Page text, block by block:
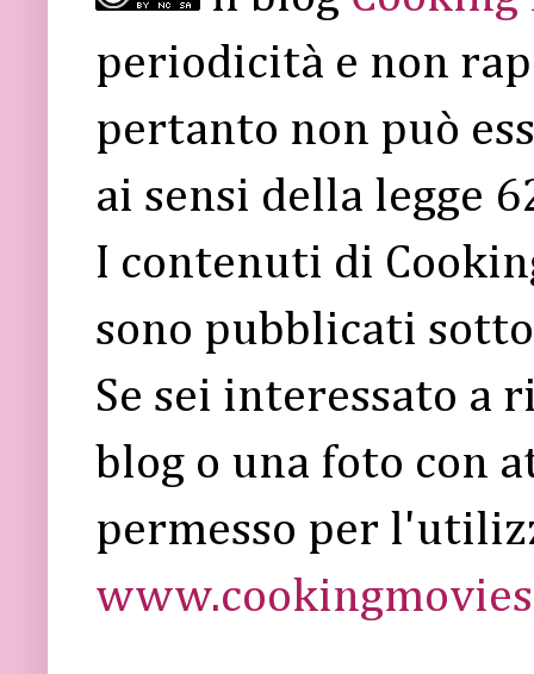
periodicità e non
pertanto non può
ai sensi della legge
I contenuti di
sono pubblicati
Se sei interessato a
blog o una foto con
permesso per